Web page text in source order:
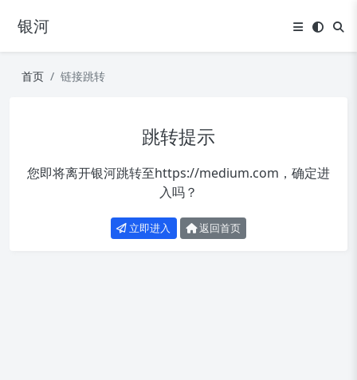
银河
首页 链接跳转
跳转提示
您即将离开银河跳转至https://medium.com ，确定进
入吗？
立即进入 返回首页